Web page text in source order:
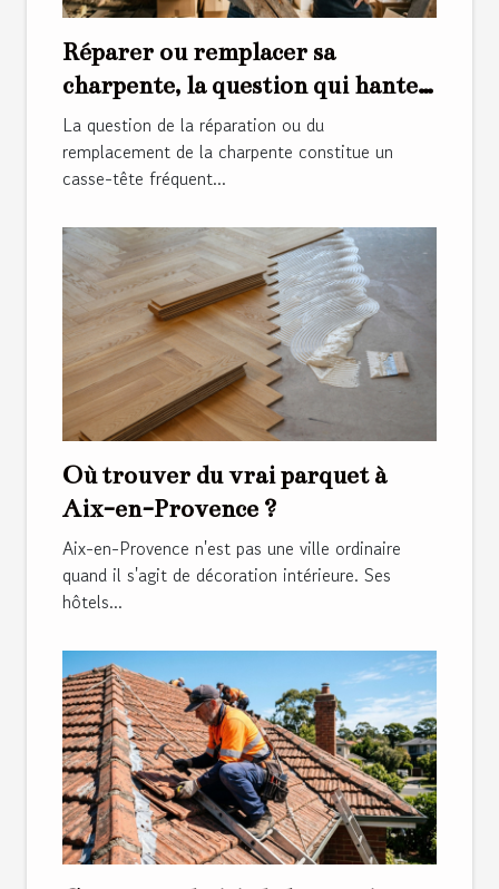
Réparer ou remplacer sa
charpente, la question qui hante
les propriétaires
La question de la réparation ou du
remplacement de la charpente constitue un
casse-tête fréquent...
Où trouver du vrai parquet à
Aix-en-Provence ?
Aix-en-Provence n'est pas une ville ordinaire
quand il s'agit de décoration intérieure. Ses
hôtels...